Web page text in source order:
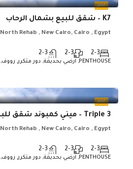
مميز
K7 – شقق للبيع بشمال الرحاب
North Rehab , New Cairo, Cairo , Egypt
2-3
2-3
2-3
PENTHOUSE, ارضي بحديقة, دور متكرر, رووف, شقة, سكني
مميز
Triple 3 – ميني كمبوند شقق للبيع بشمال الرحاب
North Rehab , New Cairo, Cairo , Egypt
2-3
2-3
2-3
PENTHOUSE, ارضي بحديقة, دور متكرر, رووف, شقة, سكني